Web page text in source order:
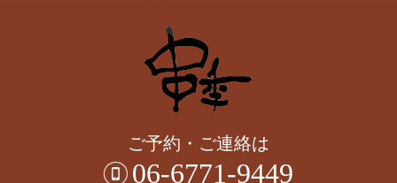
ご予約・ご連絡は
06-6771-9449